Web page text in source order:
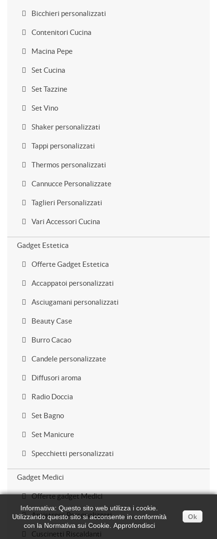
Bicchieri personalizzati
Contenitori Cucina
Macina Pepe
Set Cucina
Set Tazzine
Set Vino
Shaker personalizzati
Tappi personalizzati
Thermos personalizzati
Cannucce Personalizzate
Taglieri Personalizzati
Vari Accessori Cucina
Gadget Estetica
Offerte Gadget Estetica
Accappatoi personalizzati
Asciugamani personalizzati
Beauty Case
Burro Cacao
Candele personalizzate
Diffusori aroma
Radio Doccia
Set Bagno
Set Manicure
Specchietti personalizzati
Gadget Medici
Offerte gadget Medici
Antistress Personalizzati
Cuscinetti Riscaldanti
Informativa: Questo sito web utilizza i cookie.
Utilizzando questo sito si acconsente in conformità
con la Normativa sui Cookie. Approfondisci
Ok